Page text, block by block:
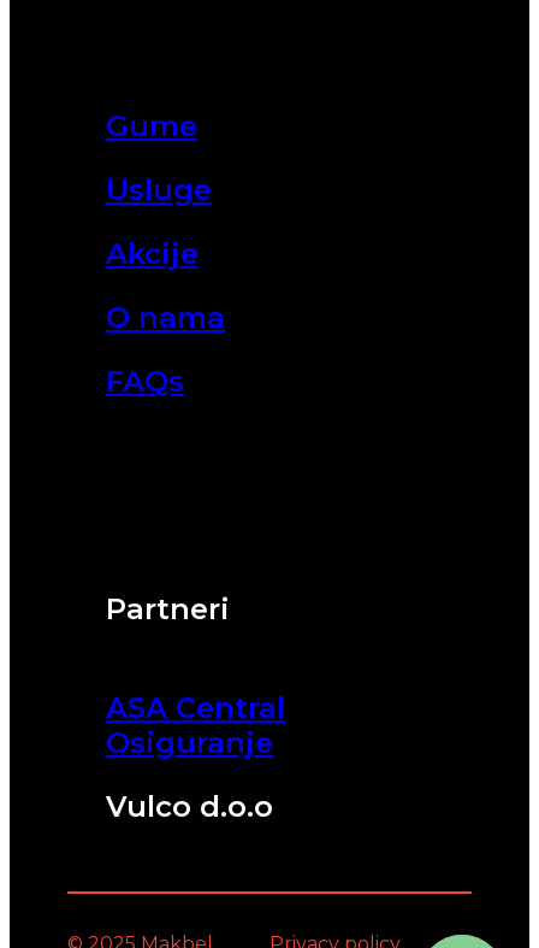
Partneri
ASA Central
Osiguranje
Vulco d.o.o
Gume
Usluge
Akcije
O nama
FAQs